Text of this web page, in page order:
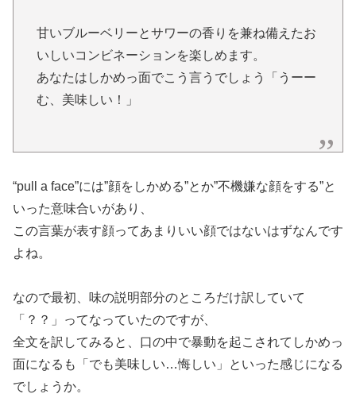
甘いブルーベリーとサワーの香りを兼ね備えたお
いしいコンビネーションを楽しめます。
あなたはしかめっ面でこう言うでしょう「うーー
む、美味しい！」
“pull a face”には”顔をしかめる”とか”不機嫌な顔をする”と
いった意味合いがあり、
この言葉が表す顔ってあまりいい顔ではないはずなんです
よね。
なので最初、味の説明部分のところだけ訳していて
「？？」ってなっていたのですが、
全文を訳してみると、口の中で暴動を起こされてしかめっ
面になるも「でも美味しい…悔しい」といった感じになる
でしょうか。